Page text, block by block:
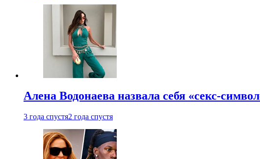
Алена Водонаева назвала себя «секс-
3 года спустя2 года спустя